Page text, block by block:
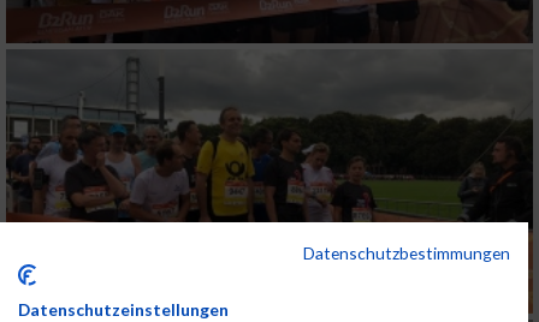
Datenschutzbestimmungen
Datenschutzeinstellungen